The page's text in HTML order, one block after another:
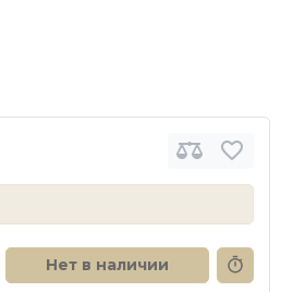
Нет в наличии